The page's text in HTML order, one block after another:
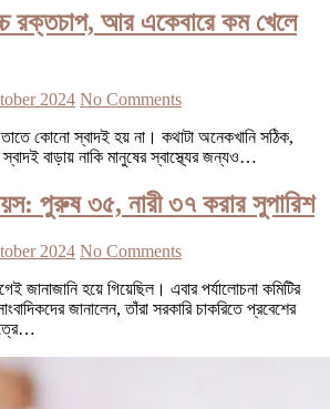
রক্তচাপ, আর একেবারে কম খেলে
2024 No Comments
তাতে কোনো স্বাদই হয় না। কথাটা অনেকখানি সঠিক,
বাড়ায় নাকি মানুষের স্বাস্থ্যের জন্যও…
পুরুষ ৩৫, নারী ৩৭ করার সুপারিশ
2024 No Comments
জানাজানি হয়ে গিয়েছিল। এবার পর্যালোচনা কমিটির
জানালেন, তাঁরা সরকারি চাকরিতে প্রবেশের